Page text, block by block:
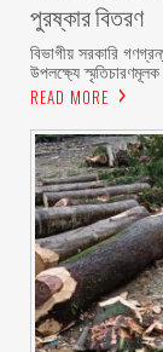
পুরষ্কার বিতরণ ‎ ‎
বিভাগীয় সরকারি
উপলক্ষ্যে
READ MORE